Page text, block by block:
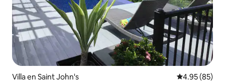
Villa en Saint John's Calificación
4.95 (85)